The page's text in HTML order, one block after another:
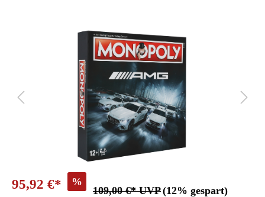
95,92 €* %
109,00 €* UVP(12% gespart)